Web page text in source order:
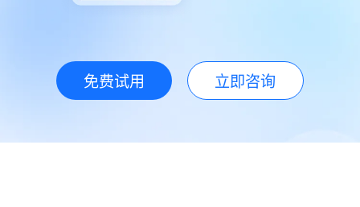
免费试用 立即咨询